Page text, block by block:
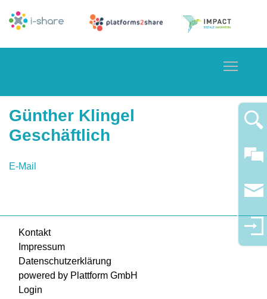
Günther Klingel
Geschäftlich
E-Mail
Kontakt
Impressum
Datenschutzerklärung
powered by Plattform GmbH
Login